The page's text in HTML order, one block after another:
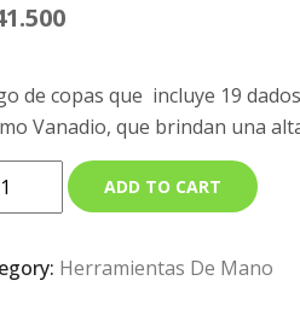
de copas que incluye 19
Vanadio, que brindan una
ADD TO CART
Herramientas De Mano